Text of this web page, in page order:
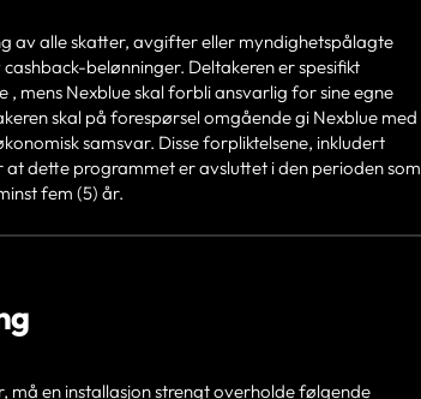
av alle skatter, avgifter eller myndighetspålagte
belønninger. Deltakeren er spesifikt
mens Nexblue skal forbli ansvarlig for sine egne
skal på forespørsel omgående gi Nexblue med
samsvar. Disse forpliktelsene, inkludert
dette programmet er avsluttet i den perioden som
fem (5) år.
en installasjon strengt overholde følgende